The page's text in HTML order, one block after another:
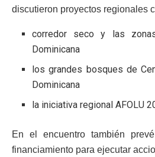
discutieron proyectos regionales
corredor seco y las
Dominicana
los grandes bosques de
Dominicana
la iniciativa regional AFOLU
En el encuentro también
financiamiento para ejecutar